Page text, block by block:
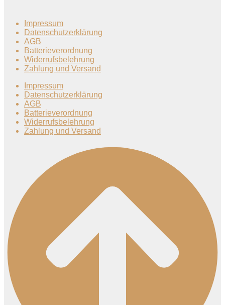
Impressum
Datenschutzerklärung
AGB
Batterieverordnung
Widerrufsbelehrung
Zahlung und Versand
Impressum
Datenschutzerklärung
AGB
Batterieverordnung
Widerrufsbelehrung
Zahlung und Versand